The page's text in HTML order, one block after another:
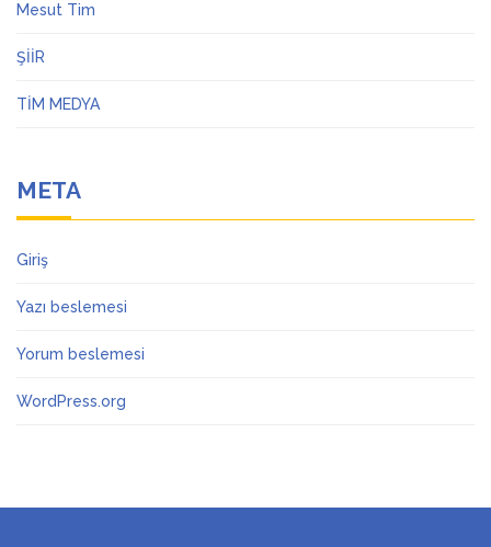
Mesut Tim
ŞİİR
TİM MEDYA
META
Giriş
Yazı beslemesi
Yorum beslemesi
WordPress.org